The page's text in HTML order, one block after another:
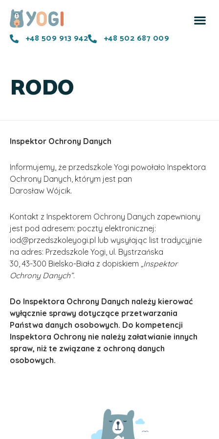
+48 509 913 942 +48 502 687 009
RODO
Inspektor Ochrony Danych
Informujemy, że przedszkole Yogi powołało Inspektora
Ochrony Danych, którym jest pan
Darosław Wójcik.
Kontakt z Inspektorem Ochrony Danych zapewniony
jest pod adresem: poczty elektronicznej:
iod@przedszkoleyogi.pl lub wysyłając list tradycyjnie
na adres: Przedszkole Yogi, ul. Bystrzańska
30, 43-300 Bielsko-Biała z dopiskiem „Inspektor
Ochrony Danych”.
Do Inspektora Ochrony Danych należy kierować
wyłącznie sprawy dotyczące przetwarzania
Państwa danych osobowych. Do kompetencji
Inspektora Ochrony nie należy załatwianie innych
spraw, niż te związane z ochroną danych
osobowych.